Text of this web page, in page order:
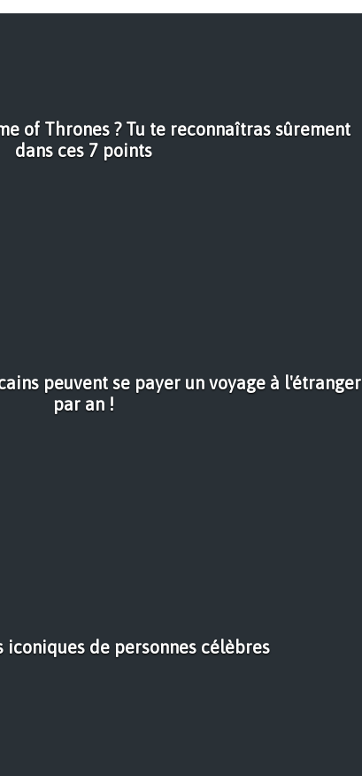
of Thrones ? Tu te reconnaîtras sûrement
dans ces 7 points
peuvent se payer un voyage à l'étranger
par an !
iconiques de personnes célèbres